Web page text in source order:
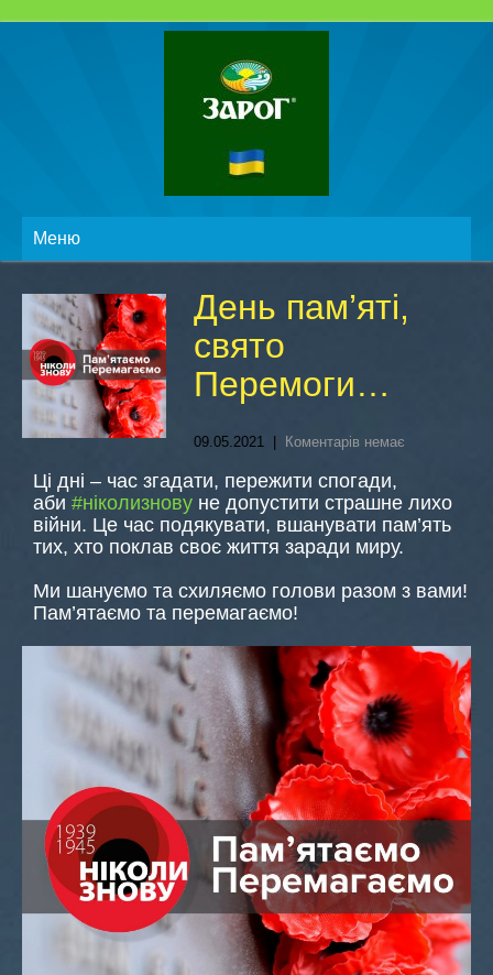
Меню
День пам’яті,
свято
Перемоги…
09.05.2021 Коментарів немає
Ці дні – час згадати, пережити спогади,
аби #ніколизнову не допустити страшне лихо
війни. Це час подякувати, вшанувати пам’ять
тих, хто поклав своє життя заради миру.
Ми шануємо та схиляємо голови разом з вами!
Пам’ятаємо та перемагаємо!